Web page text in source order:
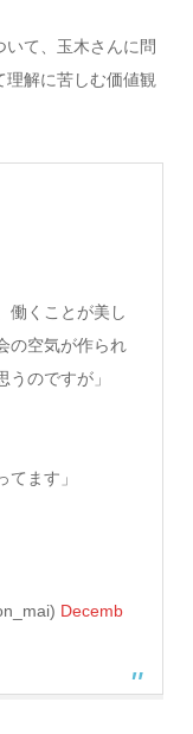
て、玉木さんに問
解に苦しむ価値観
働くことが美し
の空気が作られ
のですが」
てます」
Decemb